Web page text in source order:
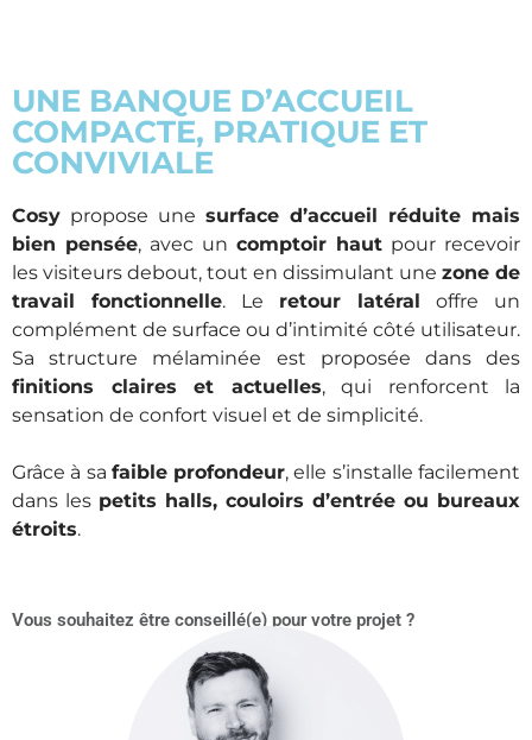
UNE BANQUE D’ACCUEIL
COMPACTE, PRATIQUE ET
CONVIVIALE
Cosy propose une surface d’accueil réduite mais
bien pensée, avec un comptoir haut pour recevoir
les visiteurs debout, tout en dissimulant une zone de
travail fonctionnelle. Le retour latéral offre un
complément de surface ou d’intimité côté utilisateur.
Sa structure mélaminée est proposée dans des
finitions claires et actuelles, qui renforcent la
sensation de confort visuel et de simplicité.
Grâce à sa faible profondeur, elle s’installe facilement
dans les petits halls, couloirs d’entrée ou bureaux
étroits.
Vous souhaitez être conseillé(e) pour votre projet ?